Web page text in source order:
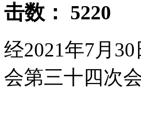
击数： 5220
经2021年7月
会第三十四次